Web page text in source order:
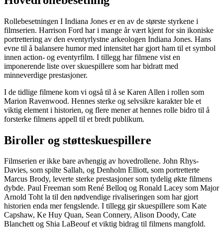
Rollebesetningen I Indiana Jones er en av de største styrkene i
filmserien. Harrison Ford har i mange år vært kjent for sin ikoniske
portrettering av den eventyrlystne arkeologen Indiana Jones. Hans
evne til å balansere humor med intensitet har gjort ham til et symbol
innen action- og eventyrfilm. I tillegg har filmene vist en
imponerende liste over skuespillere som har bidratt med
minneverdige prestasjoner.
I de tidlige filmene kom vi også til å se Karen Allen i rollen som
Marion Ravenwood. Hennes sterke og selvsikre karakter ble et
viktig element i historien, og flere mener at hennes rolle bidro til å
forsterke filmens appell til et bredt publikum.
Biroller og støtteskuespillere
Filmserien er ikke bare avhengig av hovedrollene. John Rhys-
Davies, som spilte Sallah, og Denholm Elliott, som portretterte
Marcus Brody, leverte sterke prestasjoner som tydelig økte filmens
dybde. Paul Freeman som René Belloq og Ronald Lacey som Major
Arnold Toht la til den nødvendige rivaliseringen som har gjort
historien enda mer fengslende. I tillegg gir skuespillere som Kate
Capshaw, Ke Huy Quan, Sean Connery, Alison Doody, Cate
Blanchett og Shia LaBeouf et viktig bidrag til filmens mangfold.